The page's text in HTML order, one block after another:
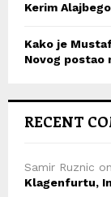
Kerim
Kako je
Novog
RECENT
Samir Ruznic on
Klagenfurtu,